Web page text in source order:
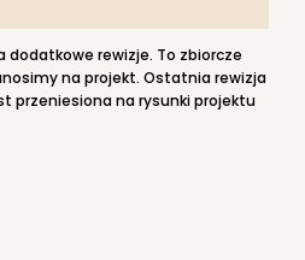
dodatkowe rewizje. To zbiorcze
na projekt. Ostatnia rewizja
przeniesiona na rysunki projektu